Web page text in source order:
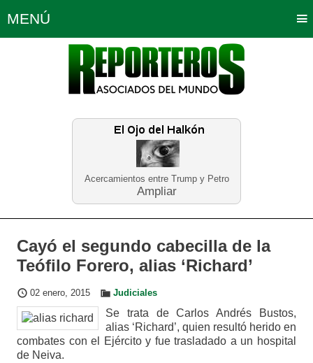
Acercamientos entre Trump y Petro
Ampliar
MENÚ
Política Opinión Bogotá
Planeta Tierra Deportes
Educación Neira
Cayó el segundo cabecilla de la
Teófilo Forero, alias ‘Richard’
02 enero, 2015 Judiciales
Se trata de Carlos Andrés Bustos,
alias ‘Richard’, quien resultó herido en
combates con el Ejército y fue trasladado a un hospital
de Neiva.